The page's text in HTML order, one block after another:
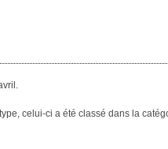
celui-ci a été classé dans la